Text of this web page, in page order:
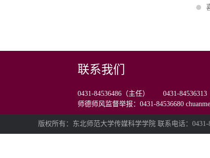
联系我们
0431-84536486（主任） 0431-
师德师风监督举报：0431-84536680
版权所有：东北师范大学传媒科学学院 联系电话：0431-